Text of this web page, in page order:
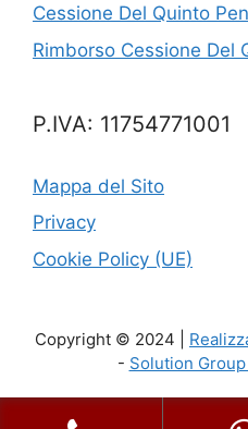
Cessione Del Quinto
Rimborso Cessione Del
P.IVA: 11754771001
Mappa del Sito
Privacy
Cookie Policy (UE)
Copyright © 2024 |
- Solution